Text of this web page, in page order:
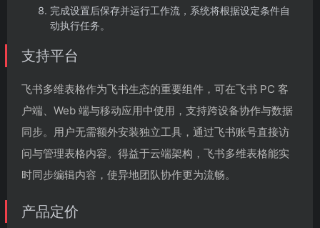
完成设置后保存并运行工作流，系统将根据设定条件自
动执行任务。
支持平台
飞书多维表格作为飞书生态的重要组件，可在飞书 PC 客
户端、Web 端与移动应用中使用，支持跨设备协作与数据
同步。用户无需额外安装独立工具，通过飞书账号直接访
问与管理表格内容。得益于云端架构，飞书多维表格能实
时同步编辑内容，使异地团队协作更为流畅。
产品定价